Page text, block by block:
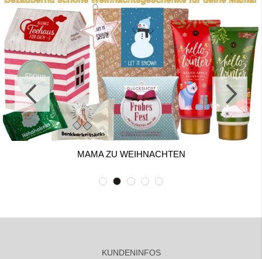
MAMA ZU WEIHNACHTEN
KUNDENINFOS